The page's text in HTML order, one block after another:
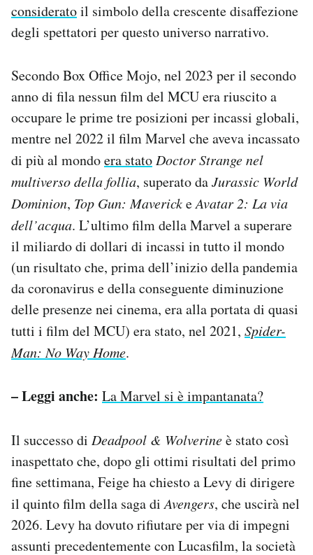
consideratoil simbolo della crescente disaffezione
degli spettatori per questo universo narrativo.
Secondo Box Office Mojo, nel 2023 per il secondo
anno di fila nessun film del MCU era riuscito a
occupare le prime tre posizioni per incassi globali,
mentre nel 2022 il film Marvel che aveva incassato
di più al mondoera stato Doctor Strange nel
multiverso della follia, superato daJurassic World
Dominion, Top Gun: MaverickeAvatar 2: La via
dell’acqua. L’ultimo film della Marvel a superare
il miliardo di dollari di incassi in tutto il mondo
(un risultato che, prima dell’inizio della pandemia
da coronavirus e della conseguente diminuzione
delle presenze nei cinema, era alla portata di quasi
tutti i film del MCU) era stato, nel 2021, Spider-
Man: No Way Home.
– Leggi anche: La Marvel si è impantanata?
Il successo di Deadpool & Wolverineè stato così
inaspettato che, dopo gli ottimi risultati del primo
fine settimana, Feige ha chiesto a Levy di dirigere
il quinto film della saga diAvengers, che uscirà nel
2026. Levy ha dovuto rifiutare per via di impegni
assunti precedentemente con Lucasfilm, la società